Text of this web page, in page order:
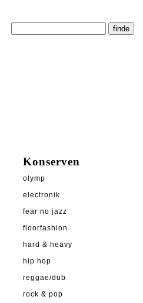
Konserven
olymp
electronik
fear no jazz
floorfashion
hard & heavy
hip hop
reggae/dub
rock & pop